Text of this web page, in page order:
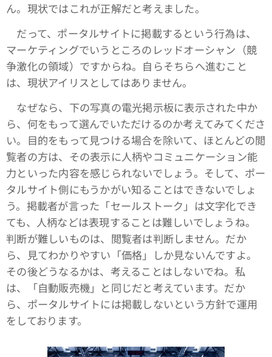
ん。現状ではこれが正解だと考えました。
だって、ポータルサイトに掲載するという行為は、
マーケティングでいうところのレッドオーシャン（競
争激化の領域）ですからね。自らそちらへ進むこと
は、現状アイリスとしてはありません。
なぜなら、下の写真の電光掲示板に表示された中か
ら、何をもって選んでいただけるのか考えてみてくださ
い。目的をもって見つける場合を除いて、ほとんどの閲
覧者の方は、その表示に人柄やコミュニケーション能
力といった内容を感じられないでしょう。そして、ポー
タルサイト側にもうかがい知ることはできないでしょ
う。掲載者が言った「セールストーク」は文字化でき
ても、人柄などは表現することは難しいでしょうね。
判断が難しいものは、閲覧者は判断しません。だか
ら、見てわかりやすい「価格」しか見ないんですよ。
その後どうなるかは、考えることはしないでね。私
は、「自動販売機」と同じだと考えています。だか
ら、ポータルサイトには掲載しないという方針で運用
をしております。